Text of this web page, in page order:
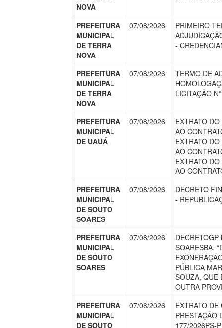
NOVA
PREFEITURA
MUNICIPAL
DE TERRA
NOVA
07/08/2026
PRIMEIRO
-
PREFEITURA
MUNICIPAL
DE TERRA
NOVA
07/08/2026
TERMO DE
LICITAÇÃO
PREFEITURA
MUNICIPAL
DE UAUÁ
07/08/2026
EXTRATO
AO
EXTRATO
AO
EXTRATO
AO
PREFEITURA
MUNICIPAL
DE SOUTO
SOARES
07/08/2026
DECRETO
-
PREFEITURA
MUNICIPAL
DE SOUTO
SOARES
07/08/2026
DECRETOGP
SOARESBA,
PÚBLICA
SOUZA, QUE
OUTRA
PREFEITURA
MUNICIPAL
DE SOUTO
07/08/2026
EXTRATO DE
PRESTAÇÃO
177/2026PS-